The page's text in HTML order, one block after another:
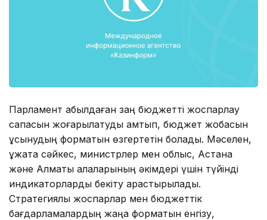
Парламент қабылдаған заң бюджетті жоспарлау
сапасын жоғарылатуды қамтып, бюджет жобасын
ұсынудың форматын өзгертетін болады. Мәселен,
құжатқа сәйкес, министрлер мен облыс, Астана
және Алматы қалаларының әкімдері үшін түйінді
индикаторларды бекіту қарастырылады.
Стратегиялық жоспарлар мен бюджеттік
бағдарламалардың жаңа форматын енгізу,